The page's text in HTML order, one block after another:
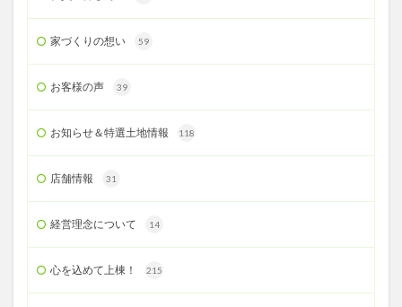
家づくりの想い 59
お客様の声 39
お知らせ＆特選土地情報 118
店舗情報 31
経営理念について 14
心を込めて上棟！ 215